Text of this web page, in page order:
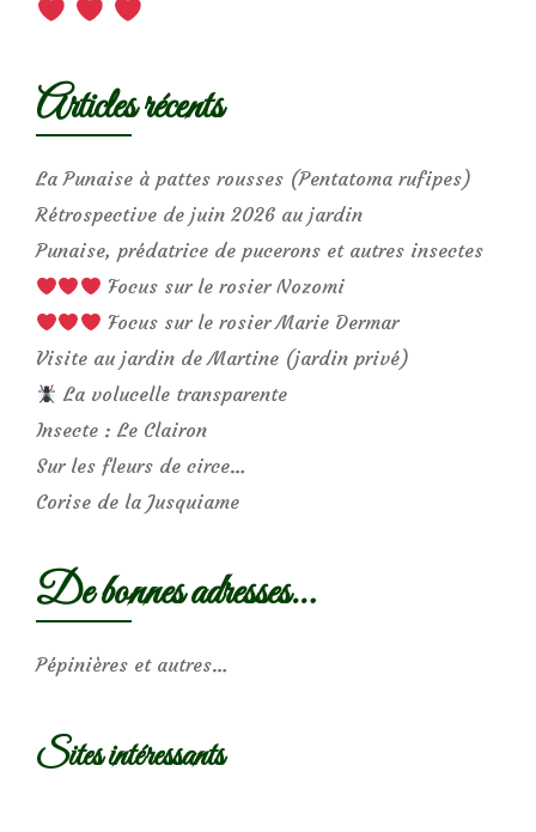
Articles récents
La Punaise à pattes rousses (Pentatoma rufipes)
Rétrospective de juin 2026 au jardin
Punaise, prédatrice de pucerons et autres insectes
Focus sur le rosier Nozomi
Focus sur le rosier Marie Dermar
Visite au jardin de Martine (jardin privé)
La volucelle transparente
Insecte : Le Clairon
Sur les fleurs de circe…
Corise de la Jusquiame
De bonnes adresses…
Pépinières et autres…
Sites intéressants